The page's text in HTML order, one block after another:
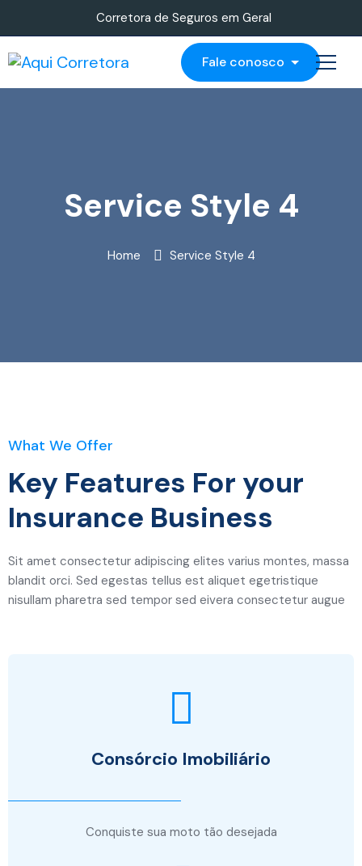
Corretora de Seguros em Geral
Fale conosco
Service Style 4
Home Service Style 4
What We Offer
Key Features For your
Insurance Business
Sit amet consectetur adipiscing elites varius montes, massa
blandit orci. Sed egestas tellus est aliquet egetristique
nisullam pharetra sed tempor sed eivera consectetur augue
Consórcio Imobiliário
Conquiste sua moto tão desejada